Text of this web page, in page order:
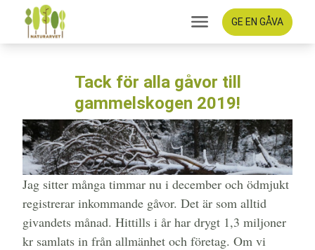
GE EN GÅVA
Tack för alla gåvor till
gammelskogen 2019!
Jag sitter många timmar nu i december och ödmjukt
registrerar inkommande gåvor. Det är som alltid
givandets månad. Hittills i år har drygt 1,3 miljoner
kr samlats in från allmänhet och företag. Om vi